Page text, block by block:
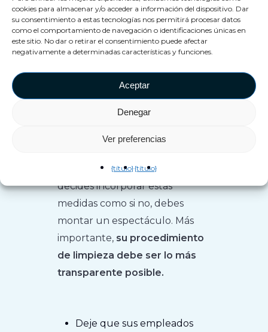
cookies para almacenar y/o acceder a información del dispositivo. Dar
su consentimiento a estas tecnologías nos permitirá procesar datos
como el comportamiento de navegación o identificaciones únicas en
este sitio. No dar o retirar el consentimiento puede afectar
negativamente a determinadas características y funciones.
Aceptar
Denegar
Ver preferencias
{título}{título}
Haz un espectáculo
con ello
En cualquier caso, tanto si
decides incorporar estas
medidas como si no, debes
montar un espectáculo. Más
importante, su procedimiento
de limpieza debe ser lo más
transparente posible.
Deje que sus empleados